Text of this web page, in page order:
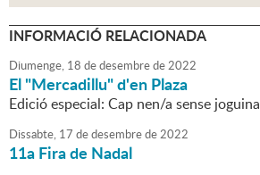
INFORMACIÓ RELACIONADA
Diumenge, 18 dedesembrede2022
El "Mercadillu" d'en Plaza
Edició especial: Cap nen/a sense joguina
Dissabte, 17 dedesembrede2022
11a Fira de Nadal